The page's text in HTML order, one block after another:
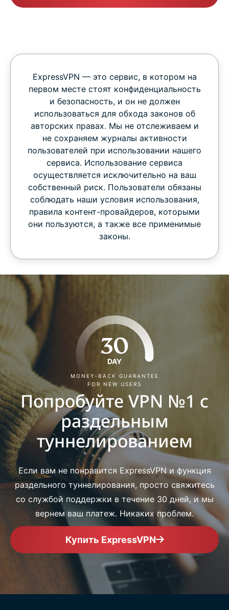
ExpressVPN — это сервис, в котором на
первом месте стоят конфиденциальность
и безопасность, и он не должен
использоваться для обхода законов об
авторских правах. Мы не отслеживаем и
не сохраняем журналы активности
пользователей при использовании нашего
сервиса. Использование сервиса
осуществляется исключительно на ваш
собственный риск. Пользователи обязаны
соблюдать наши условия использования,
правила контент-провайдеров, которыми
они пользуются, а также все применимые
законы.
30
DAY
MONEY-BACK GUARANTEE
FOR NEW USERS
Попробуйте VPN №1 с
раздельным
туннелированием
Если вам не понравится ExpressVPN и функция
раздельного туннелирования, просто свяжитесь
со службой поддержки в течение 30 дней, и мы
вернем ваш платеж. Никаких проблем.
Купить ExpressVPN